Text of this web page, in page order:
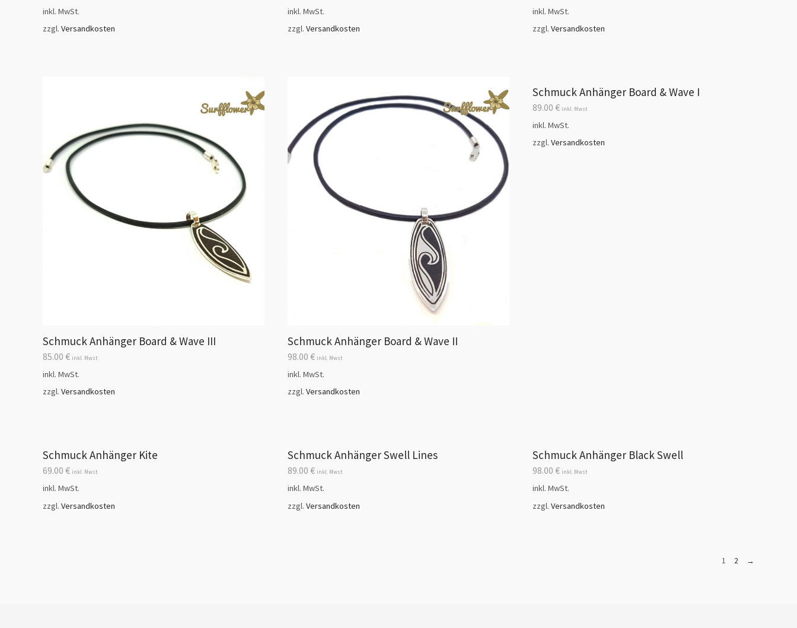
inkl. MwSt.
zzgl. Versandkosten
inkl. MwSt.
zzgl.Versandkosten
inkl. MwSt.
zzgl.Versandkosten
Schmuck Anhänger Board & Wave III
85.00 € inkl. Mwst
inkl. MwSt.
zzgl. Versandkosten
Schmuck Anhänger Board & Wave II
98.00€ inkl. Mwst
inkl. MwSt.
zzgl.Versandkosten
Schmuck Anhänger Board & Wave I
89.00€ inkl. Mwst
inkl. MwSt.
zzgl.Versandkosten
Schmuck Anhänger Kite
69.00 € inkl. Mwst
inkl. MwSt.
zzgl. Versandkosten
Schmuck Anhänger Swell Lines
89.00€ inkl. Mwst
inkl. MwSt.
zzgl.Versandkosten
Schmuck Anhänger Black Swell
98.00€ inkl. Mwst
inkl. MwSt.
zzgl.Versandkosten
1 2 →